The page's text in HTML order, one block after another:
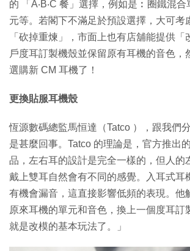
的 「A‧B‧C 餐」選擇，例如是︰圈鐵混
元等。若閣下不滿足於預設選擇，大可考
「砍掉重煉」，市面上也有店舖能提供「
戶度耳訂製機殼並保留原有耳機的音色，
選購新 CM 耳機了！
更換貼服耳機殼
恆源數碼總監馬恒達（Tatco ），跟我們
是甚麼回事。Tatco 的理論是，官方推出
品，左右耳的設計是完全一樣的，但人的
戴上雙耳自然會有不同的感覺。入耳式耳
有機會漏音，這直接影響低頻的表現。他
原來耳機的單元和音色，換上一個度耳訂
就是改模的基本玩法了。」